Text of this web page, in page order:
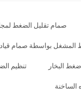
صمام تقليل الضغط
بواسطة صمام
البخار تنظيم